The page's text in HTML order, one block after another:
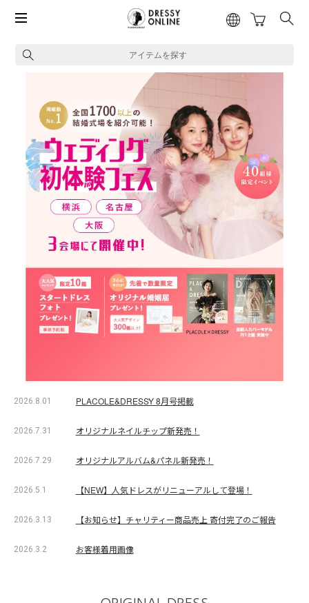
アイテムを探す
2026.8.01 PLACOLE&DRESSY 8月号掲載
2026.7.31 オリジナルネイルチップ新発売！
2026.7.29 オリジナルアルバム&パネル新発売！
2026.5.1 【NEW】人気ドレスがリニューアルして登場！
2026.3.13 【お知らせ】チャリティー商品売上 寄付完了のご報告
2026.3.2 お客様着用画像